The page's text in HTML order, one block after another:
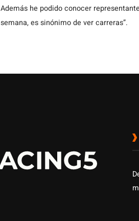
Además he podido conocer
semana, es sinónimo de ver carreras”.